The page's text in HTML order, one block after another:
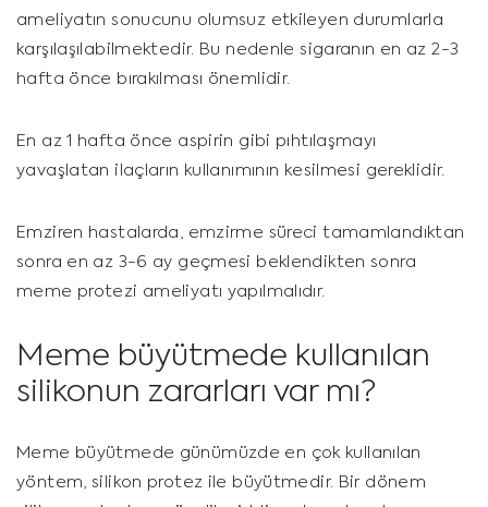
ameliyatın sonucunu olumsuz etkileyen durumlarla
karşılaşılabilmektedir. Bu nedenle sigaranın en az 2-3
hafta önce bırakılması önemlidir.
En az 1 hafta önce aspirin gibi pıhtılaşmayı
yavaşlatan ilaçların kullanımının kesilmesi gereklidir.
Emziren hastalarda, emzirme süreci tamamlandıktan
sonra en az 3-6 ay geçmesi beklendikten sonra
meme protezi ameliyatı yapılmalıdır.
Meme büyütmede kullanılan
silikonun zararları var mı?
Meme büyütmede günümüzde en çok kullanılan
yöntem, silikon protez ile büyütmedir. Bir dönem